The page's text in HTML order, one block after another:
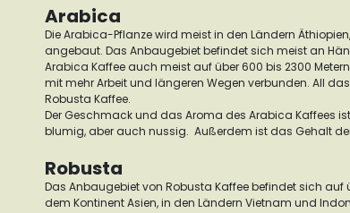
Arabica
Die Arabica-Pflanze wird meist in den Ländern
angebaut. Das Anbaugebiet befindet sich meist an
Arabica Kaffee auch meist auf über 600 bis 2300
mit mehr Arbeit und längeren Wegen verbunden. All
Robusta Kaffee.
Der Geschmack und das Aroma des Arabica Kaffees
blumig, aber auch nussig. Außerdem ist das Gehalt
Robusta
Das Anbaugebiet von Robusta Kaffee befindet sich auf
dem Kontinent Asien, in den Ländern Vietnam und